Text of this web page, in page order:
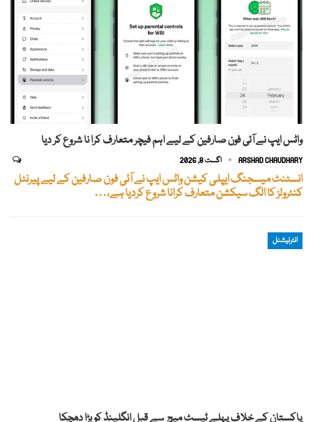
واٹس ایپ نے آئی فون صارفین کے لیے اہم فیچر متعارف کرا نا شروع کر دیا
ARSHAD CHAUDHARY اگست 8, 2026
انسٹنٹ میسجنگ ایپلی کیشن واٹس ایپ نے آئی فون صارفین کے لیے پیرنٹل
کنٹرولز کا الگ سیکشن متعارف کرانا شروع کردیا ہے،…
انٹرنیشنل
پاکستان کے خلاف پہلے ٹیسٹ میچ سے قبل انگلینڈ کو بڑا دھچکا